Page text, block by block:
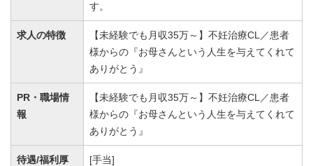
す。
求人の特徴
【未経験でも月収35万～】不妊治療CL／患者
様からの『お母さんという人生を与えてくれて
ありがとう』
PR・職場情
報
【未経験でも月収35万～】不妊治療CL／患者
様からの『お母さんという人生を与えてくれて
ありがとう』
待遇/福利厚
[手当]